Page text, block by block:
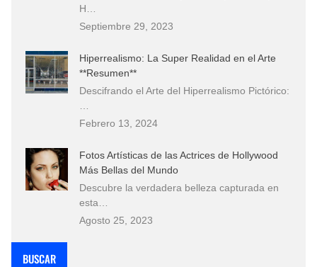
H…
Septiembre 29, 2023
Hiperrealismo: La Super Realidad en el Arte
**Resumen**
Descifrando el Arte del Hiperrealismo Pictórico:
Febrero 13, 2024
Fotos Artísticas de las Actrices de Hollywood
Más Bellas del Mundo
Descubre la verdadera belleza capturada en
esta…
Agosto 25, 2023
BUSCAR